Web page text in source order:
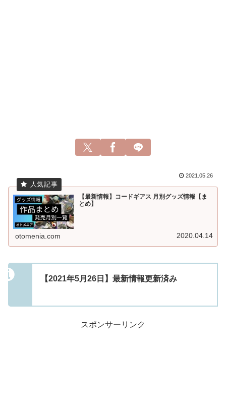
2021.05.26
【最新情報】コードギアス 月別グッズ情報【ま
とめ】
otomenia.com 2020.04.14
【2021年5月26日】最新情報更新済み
スポンサーリンク